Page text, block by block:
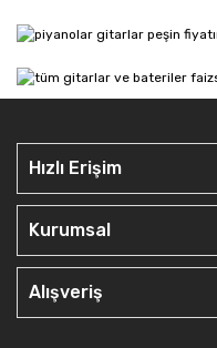
Hızlı Erişim
Kurumsal
Alışveriş